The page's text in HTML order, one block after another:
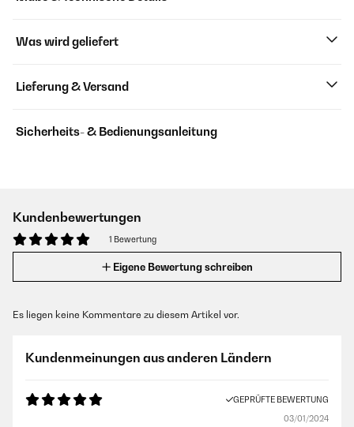
Was wird geliefert
Lieferung & Versand
Sicherheits- & Bedienungsanleitung
Kundenbewertungen
1 Bewertung
Eigene Bewertung schreiben
Es liegen keine Kommentare zu diesem Artikel vor.
Kundenmeinungen aus anderen Ländern
GEPRÜFTE BEWERTUNG
03/01/2024